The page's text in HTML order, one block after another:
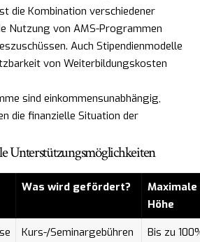
die Kombination verschiedener
Nutzung von AMS-Programmen
Auch Stipendienmodelle
von Weiterbildungskosten
sind einkommensunabhängig,
die finanzielle Situation der
Unterstützungsmöglichkeiten
Was wird gefördert?
Maximale
Höhe
Kurs-/Seminargebühren Bis zu